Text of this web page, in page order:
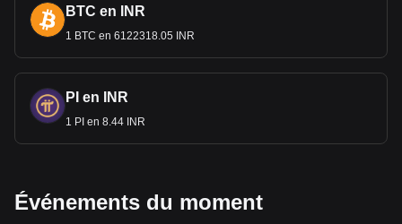
BTC en INR
1 BTC en 6122318.05 INR
PI en INR
1 PI en 8.44 INR
Événements du moment